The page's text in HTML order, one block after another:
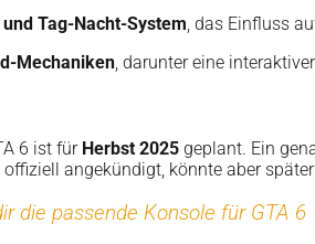
Tag-Nacht-System , das Einfluss
Mechaniken , darunter eine
6 ist für Herbst 2025 geplant. Ein
angekündigt, könnte aber
die passende Konsole für GTA 6